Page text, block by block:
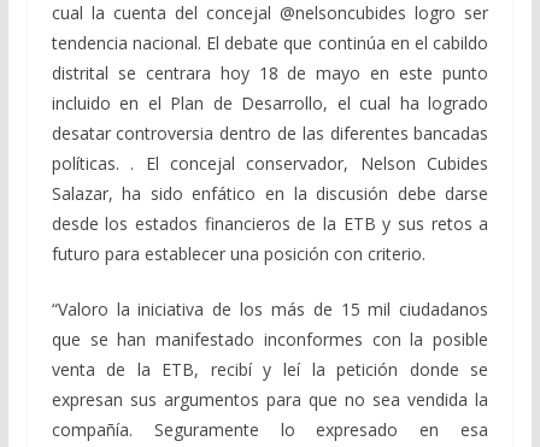
cual la cuenta del concejal @nelsoncubides logro ser
tendencia nacional. El debate que continúa en el cabildo
distrital se centrara hoy 18 de mayo en este punto
incluido en el Plan de Desarrollo, el cual ha logrado
desatar controversia dentro de las diferentes bancadas
políticas. . El concejal conservador, Nelson Cubides
Salazar, ha sido enfático en la discusión debe darse
desde los estados financieros de la ETB y sus retos a
futuro para establecer una posición con criterio.
“Valoro la iniciativa de los más de 15 mil ciudadanos
que se han manifestado inconformes con la posible
venta de la ETB, recibí y leí la petición donde se
expresan sus argumentos para que no sea vendida la
compañía. Seguramente lo expresado en esa